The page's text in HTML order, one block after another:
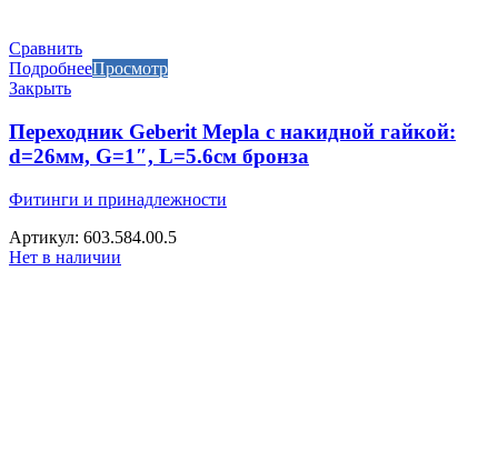
Сравнить
ПодробнееПросмотр
Закрыть
Переходник Geberit Mepla с накидной гайкой:
d=26мм, G=1″, L=5.6см бронза
Фитинги и принадлежности
Артикул: 603.584.00.5
Нет в наличии